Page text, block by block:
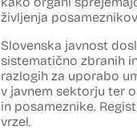
življenja
Slovenska javnost
sistematično zbranih
razlogih za uporabo
v javnem sektorju ter
in posameznike.
vrzel.